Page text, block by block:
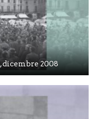
dicembre 2008